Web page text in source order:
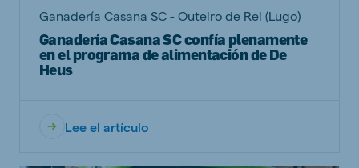
Ganadería Casana SC - Outeiro de Rei (Lugo)
Ganadería Casana SC confía plenamente
en el programa de alimentación de De
Heus
Lee el artículo